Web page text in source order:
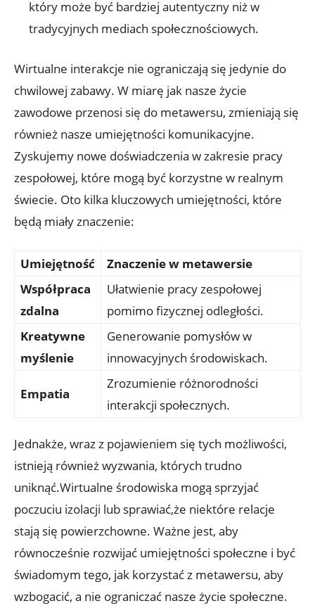
który może być bardziej autentyczny niż w
tradycyjnych mediach społecznościowych.
Wirtualne interakcje nie ograniczają się jedynie do
chwilowej zabawy. W miarę jak nasze życie
zawodowe przenosi się do metawersu, zmieniają się
również nasze umiejętności komunikacyjne.
Zyskujemy nowe doświadczenia w zakresie pracy
zespołowej, które mogą być korzystne w realnym
świecie. Oto kilka kluczowych umiejętności, które
będą miały znaczenie:
Umiejętność
Znaczenie w metawersie
Współpraca
zdalna
Ułatwienie pracy zespołowej
pomimo fizycznej odległości.
Kreatywne
myślenie
Generowanie pomysłów w
innowacyjnych środowiskach.
Empatia
Zrozumienie różnorodności
interakcji społecznych.
Jednakże, wraz z pojawieniem się tych możliwości,
istnieją również wyzwania, których trudno
uniknąć.Wirtualne środowiska mogą sprzyjać
poczuciu izolacji lub sprawiać,że niektóre relacje
stają się powierzchowne. Ważne jest, aby
równocześnie rozwijać umiejętności społeczne i być
świadomym tego, jak korzystać z metawersu, aby
wzbogacić, a nie ograniczać nasze życie społeczne.